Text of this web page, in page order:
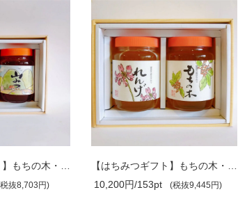
(税抜9,445円)
2,300円/34pt (税抜2,129円)